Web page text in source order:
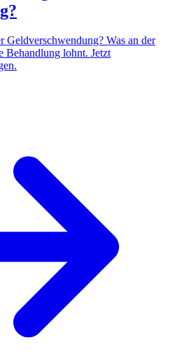
Geldverschwendung? Was an der
Behandlung lohnt. Jetzt